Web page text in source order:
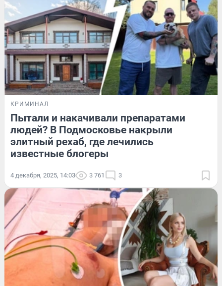
КРИМИНАЛ
Пытали и накачивали препаратами
людей? В Подмосковье накрыли
элитный рехаб, где лечились
известные блогеры
4 декабря, 2025, 14:03 3 761 3